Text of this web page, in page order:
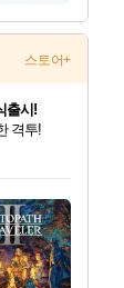
스토어+
요!
요!
세요!
세요!
요!
세요!